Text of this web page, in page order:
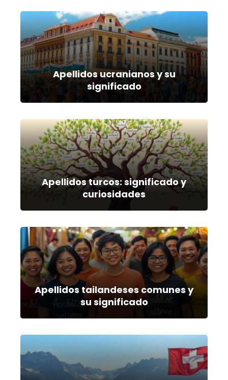
Apellidos ucranianos y su
significado
Apellidos turcos: significado y
curiosidades
Apellidos tailandeses comunes y
su significado